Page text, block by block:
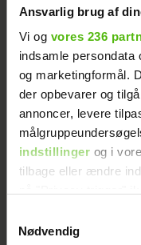
Ansvarlig brug af
Vi og vores 236
indsamle
og marketingformål.
der opbevarer og
annoncer, levere
indstillingerog i
tilbage eller ændre
Dine valg anvendes
Nødvendig
Efter lang
Nu bryder
Navarro
med stor